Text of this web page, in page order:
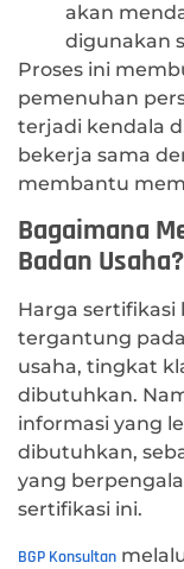
akan
digunakan
Proses ini
pemenuhan
terjadi kendala
bekerja sama
membantu
Bagaimana
Badan Usaha?
Harga sertifikasi
tergantung
usaha, tingkat
dibutuhkan.
informasi yang
dibutuhkan,
yang
sertifikasi ini.
BGP Konsultan